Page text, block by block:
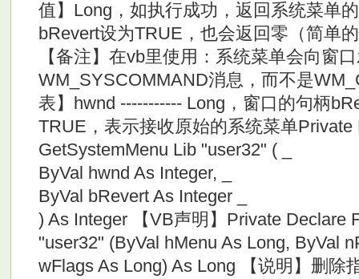
值】Long，如执行成功，返回系统菜单
bRevert设为TRUE，也会返回零（简单
【备注】在vb里使用：系统菜单会向窗
WM_SYSCOMMAND消息，而不是
表】hwnd ----------- Long，窗口的句柄
TRUE，表示接收原始的系统菜单Private
GetSystemMenu Lib "user32" ( _
ByVal hwnd As Integer, _
ByVal bRevert As Integer _
) As Integer 【VB声明】Private Declare
"user32" (ByVal hMenu As Long, ByVal
wFlags As Long) As Long 【说明】删除